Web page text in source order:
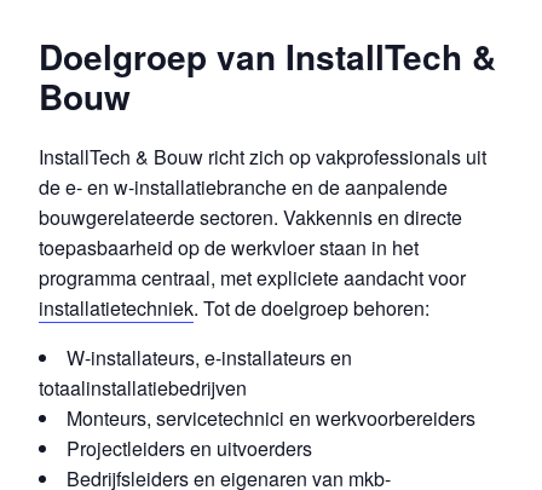
Doelgroep van InstallTech &
Bouw
InstallTech & Bouw richt zich op vakprofessionals uit
de e- en w-installatiebranche en de aanpalende
bouwgerelateerde sectoren. Vakkennis en directe
toepasbaarheid op de werkvloer staan in het
programma centraal, met expliciete aandacht voor
installatietechniek. Tot de doelgroep behoren:
W-installateurs, e-installateurs en
totaalinstallatiebedrijven
Monteurs, servicetechnici en werkvoorbereiders
Projectleiders en uitvoerders
Bedrijfsleiders en eigenaren van mkb-